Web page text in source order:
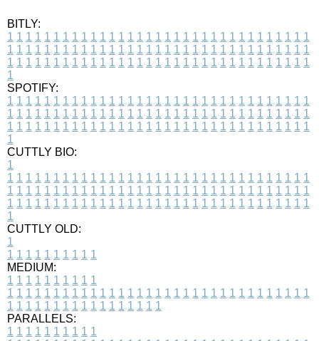
BITLY:
1 1 1 1 1 1 1 1 1 1 1 1 1 1 1 1 1 1 1 1 1 1 1 1 1 1 1 1 1 1 1 1 1
1 1 1 1 1 1 1 1 1 1 1 1 1 1 1 1 1 1 1 1 1 1 1 1 1 1 1 1 1 1 1 1 1
1 1 1 1 1 1 1 1 1 1 1 1 1 1 1 1 1 1 1 1 1 1 1 1 1 1 1 1 1 1 1 1 1
1
SPOTIFY:
1 1 1 1 1 1 1 1 1 1 1 1 1 1 1 1 1 1 1 1 1 1 1 1 1 1 1 1 1 1 1 1 1
1 1 1 1 1 1 1 1 1 1 1 1 1 1 1 1 1 1 1 1 1 1 1 1 1 1 1 1 1 1 1 1 1
1 1 1 1 1 1 1 1 1 1 1 1 1 1 1 1 1 1 1 1 1 1 1 1 1 1 1 1 1 1 1 1 1
1
CUTTLY BIO:
1
1 1 1 1 1 1 1 1 1 1 1 1 1 1 1 1 1 1 1 1 1 1 1 1 1 1 1 1 1 1 1 1 1
1 1 1 1 1 1 1 1 1 1 1 1 1 1 1 1 1 1 1 1 1 1 1 1 1 1 1 1 1 1 1 1 1
1 1 1 1 1 1 1 1 1 1 1 1 1 1 1 1 1 1 1 1 1 1 1 1 1 1 1 1 1 1 1 1 1
1
CUTTLY OLD:
1
1 1 1 1 1 1 1 1 1 1
MEDIUM:
1 1 1 1 1 1 1 1 1 1
1 1 1 1 1 1 1 1 1 1 1 1 1 1 1 1 1 1 1 1 1 1 1 1 1 1 1 1 1 1 1 1 1
1 1 1 1 1 1 1 1 1 1 1 1 1 1 1 1 1
PARALLELS:
1 1 1 1 1 1 1 1 1 1